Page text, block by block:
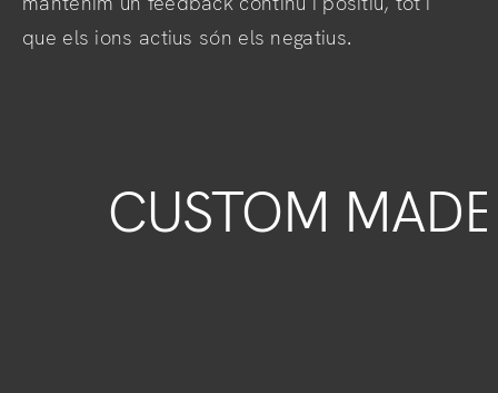
que els ions actius són els negatius.
CUSTOM MADE